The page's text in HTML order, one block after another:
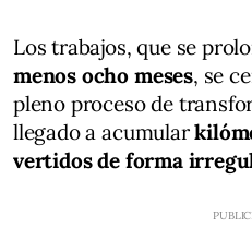
Los trabajos, que se
menos ocho meses, se
pleno proceso de
llegado a acumular
vertidos de forma